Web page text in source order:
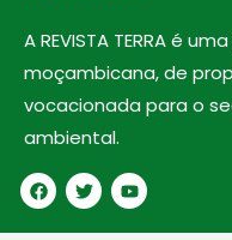
A REVISTA TERRA é
moçambicana, de
vocacionada para o
ambiental.
F
a
c
e
T
w
i
t
Y
o
u
t